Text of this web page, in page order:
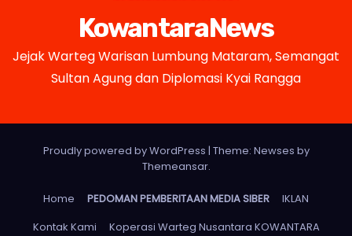
KowantaraNews
Jejak Warteg Warisan Lumbung Mataram, Semangat
Sultan Agung dan Diplomasi Kyai Rangga
Proudly powered by WordPress | Theme: Newses by
Themeansar.
Home PEDOMAN PEMBERITAAN MEDIA SIBER
IKLAN
Kontak Kami
Koperasi Warteg Nusantara KOWANTARA